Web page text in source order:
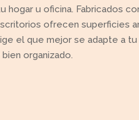
hogar u oficina. Fabricados
ofrecen superficies
el que mejor se adapte a
organizado.